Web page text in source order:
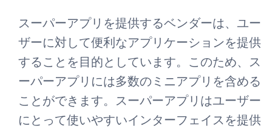
スーパーアプリを提供するベンダーは、ユー
ザーに対して便利なアプリケーションを提供
することを目的としています。このため、ス
ーパーアプリには多数のミニアプリを含める
ことができます。スーパーアプリはユーザー
にとって使いやすいインターフェイスを提供